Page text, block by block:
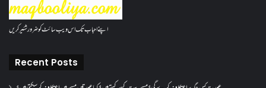
اپنے احباب تک اس ویب سائٹ کو ضرور شئیر کریں
Recent Posts